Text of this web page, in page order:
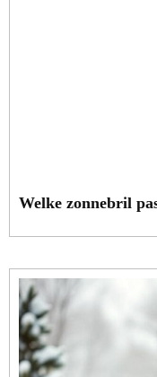
Welke zonnebril